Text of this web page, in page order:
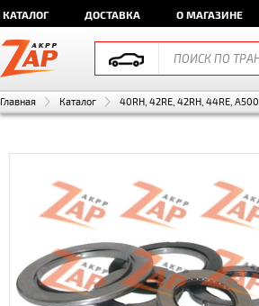
КАТАЛОГ ДОСТАВКА О МАГАЗИНЕ
Главная Каталог 40RH, 42RE, 42RH, 44RE, A500